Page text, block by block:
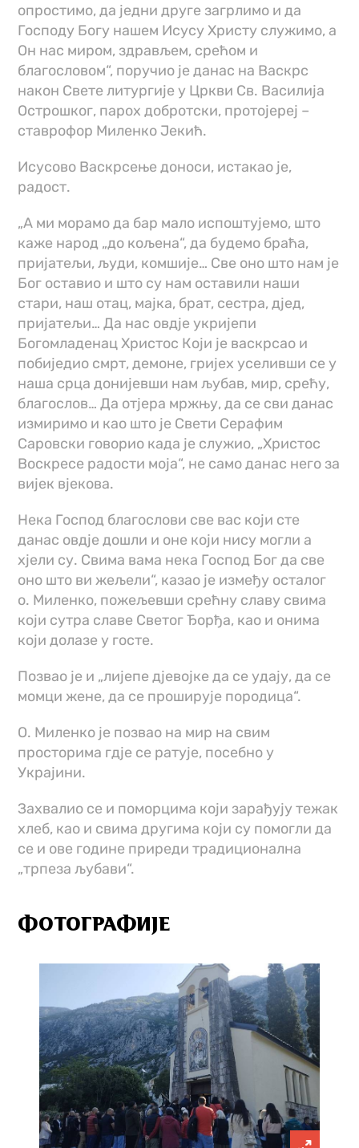
опростимо, да једни друге загрлимо и да
Господу Богу нашем Исусу Христу служимо, а
Он нас миром, здрављем, срећом и
благословом“, поручио је данас на Васкрс
након Свете литургије у Цркви Св. Василија
Острошког, парох добротски, протојереј –
ставрофор Миленко Јекић.
Исусово Васкрсење доноси, истакао је,
радост.
„А ми морамо да бар мало испоштујемо, што
каже народ „до кољена“, да будемо браћа,
пријатељи, људи, комшије… Све оно што нам је
Бог оставио и што су нам оставили наши
стари, наш отац, мајка, брат, сестра, дјед,
пријатељи… Да нас овдје укријепи
Богомладенац Христос Који је васкрсао и
побиједио смрт, демоне, гријех уселивши се у
наша срца донијевши нам љубав, мир, срећу,
благослов… Да отјера мржњу, да се сви данас
измиримо и као што је Свети Серафим
Саровски говорио када је служио, „Христос
Воскресе радости моја“, не само данас него за
вијек вјекова.
Нека Господ благослови све вас који сте
данас овдје дошли и оне који нису могли а
хјели су. Свима вама нека Господ Бог да све
оно што ви жељели“, казао је између осталог
о. Миленко, пожељевши срећну славу свима
који сутра славе Светог Ђорђа, као и онима
који долазе у госте.
Позвао је и „лијепе дјевојке да се удају, да се
момци жене, да се проширује породица“.
О. Миленко је позвао на мир на свим
просторима гдје се ратује, посебно у
Украјини.
Захвалио се и поморцима који зарађују тежак
хлеб, као и свима другима који су помогли да
се и ове године приреди традиционална
„трпеза љубави“.
ФОТОГРАФИЈЕ